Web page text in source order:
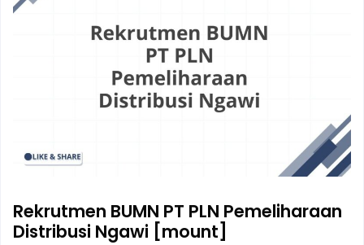
Rekrutmen BUMN PT PLN Pemeliharaan
Distribusi Ngawi [mount]